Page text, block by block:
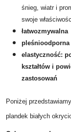
śnieg, wiatr i
swoje
łatwozmywalna
pleśnioodporna
elastyczność:
kształtów i
zastosowań
Poniżej
plandek białych